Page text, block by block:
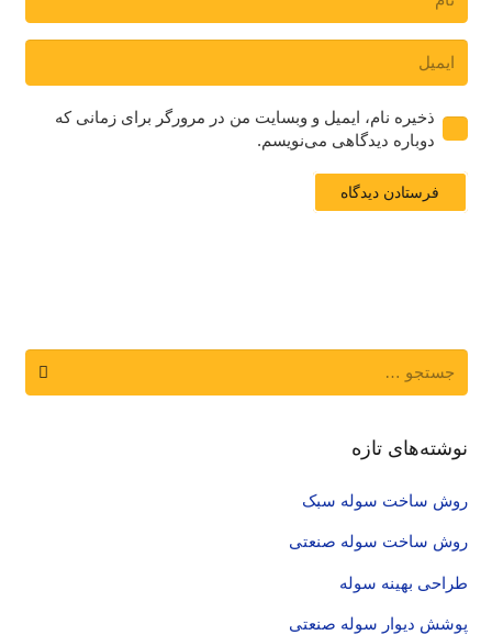
ذخیره نام، ایمیل و وبسایت من در مرورگر برای زمانی که
دوباره دیدگاهی می‌نویسم.
فرستادن دیدگاه
برای:
نوشته‌های تازه
روش ساخت سوله سبک
روش ساخت سوله صنعتی
طراحی بهینه سوله
پوشش دیوار سوله صنعتی